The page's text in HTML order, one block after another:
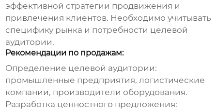
эффективной стратегии продвижения и
привлечения клиентов. Необходимо учитывать
специфику рынка и потребности целевой
аудитории.
Рекомендации по продажам:
Определение целевой аудитории:
промышленные предприятия, логистические
компании, производители оборудования.
Разработка ценностного предложения: